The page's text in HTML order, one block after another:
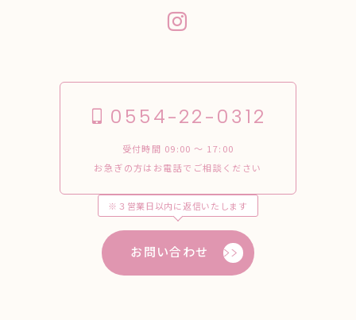
0554-22-0312
受付時間 09:00 〜 17:00
お急ぎの方はお電話でご相談ください
※３営業日以内に返信いたします
お問い合わせ